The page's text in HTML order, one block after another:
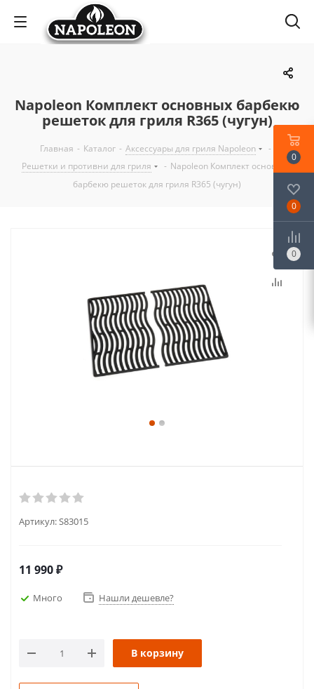
Napoleon Комплект основных барбекю
решеток для гриля R365 (чугун)
Главная - Каталог - Аксессуары для гриля Napoleon
-
Решетки и противни для гриля
- Napoleon Комплект основных
барбекю решеток для гриля R365 (чугун)
Артикул:S83015
11 990₽
Много Нашли дешевле?
В корзину
0
0
0